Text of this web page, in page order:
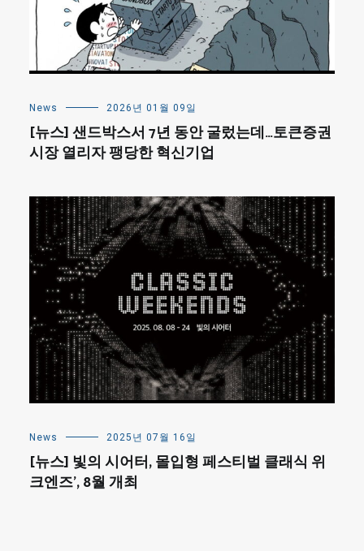
News 2026년 01월 09일
[뉴스] 샌드박스서 7년 동안 굴렀는데…토큰증권
시장 열리자 팽당한 혁신기업
News 2025년 07월 16일
[뉴스] 빛의 시어터, 몰입형 페스티벌 클래식 위
크엔즈’, 8월 개최